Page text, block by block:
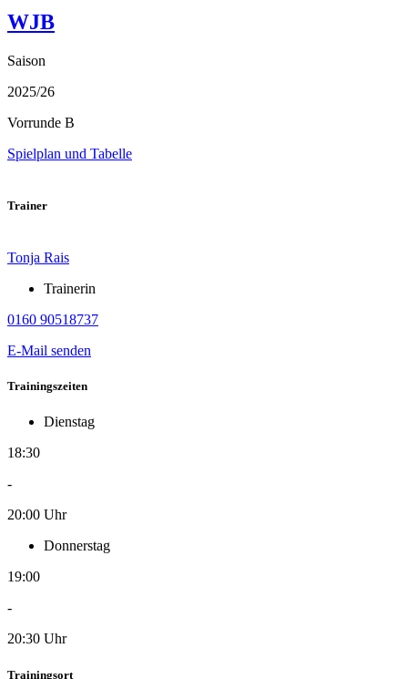
WJB
Saison
2025/26
Vorrunde B
Spielplan und Tabelle
Trainer
Tonja Rais
Trainerin
0160 90518737
E-Mail senden
Trainingszeiten
Dienstag
18:30
-
20:00 Uhr
Donnerstag
19:00
-
20:30 Uhr
Trainingsort